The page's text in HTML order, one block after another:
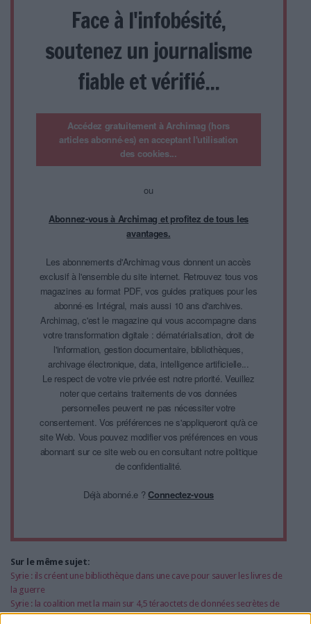
Face à l'infobésité,
soutenez un journalisme
fiable et vérifié...
Accédez gratuitement à Archimag (hors
articles abonné·es) en acceptant l'utilisation
des cookies...
ou
Abonnez-vous à Archimag et profitez de tous les
avantages.
Les abonnements d'Archimag vous donnent un accès
exclusif à l'ensemble du site internet. Retrouvez tous vos
magazines au format PDF, vos guides pratiques pour les
abonné·es Intégral, mais aussi 10 ans d'archives.
Archimag, c'est le magazine qui vous accompagne dans
votre transformation digitale : dématérialisation, droit de
l'information, gestion documentaire, bibliothèques,
archivage électronique, data, intelligence artificielle...
Le respect de votre vie privée est notre priorité. Veuillez
noter que certains traitements de vos données
personnelles peuvent ne pas nécessiter votre
consentement. Vos préférences ne s'appliqueront qu'à ce
site Web. Vous pouvez modifier vos préférences en vous
abonnant sur ce site web ou en consultant notre politique
de confidentialité.
Déjà abonné.e ?Connectez-vous
Sur le même sujet:
Syrie : ils créent une bibliothèque dans une cave pour sauver les livres de
la guerre
Syrie : la coalition met la main sur 4,5 téraoctets de données secrètes de
l'Etat islamique